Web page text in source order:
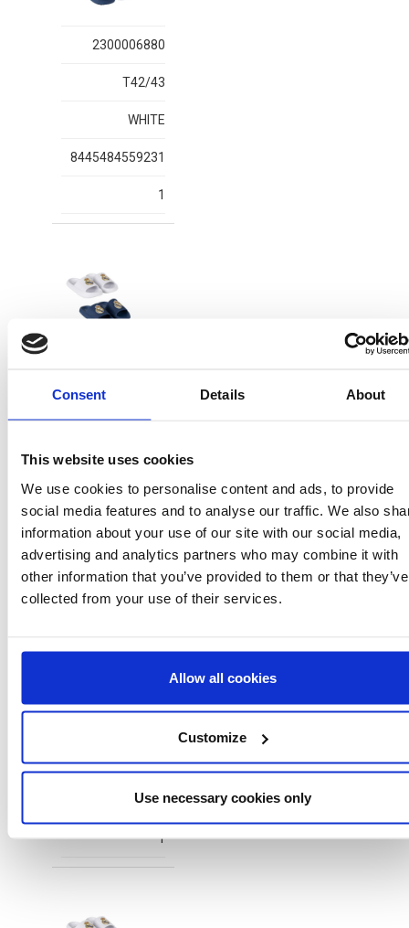
Consent Details About
This website uses cookies
We use cookies to personalise content and ads, to provide
social media features and to analyse our traffic. We also
information about your use of our site with our social media,
advertising and analytics partners who may combine it with
other information that you’ve provided to them or that they’ve
collected from your use of their services.
Allow all cookies
Customize
Use necessary cookies only
2300006880
T42/43
WHITE
8445484559231
1
1
WHITE
8445484559194
1